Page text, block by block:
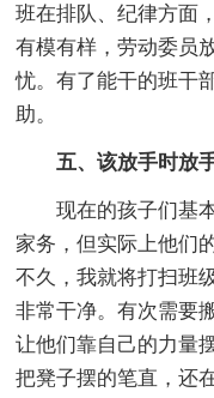
班在排队、纪律方面
有模有样，劳动委员
忧。有了能干的班干
助。
五、该放手时放
现在的孩子们基
家务，但实际上他们
不久，我就将打扫班
非常干净。有次需要
让他们靠自己的力量
把凳子摆的笔直，还